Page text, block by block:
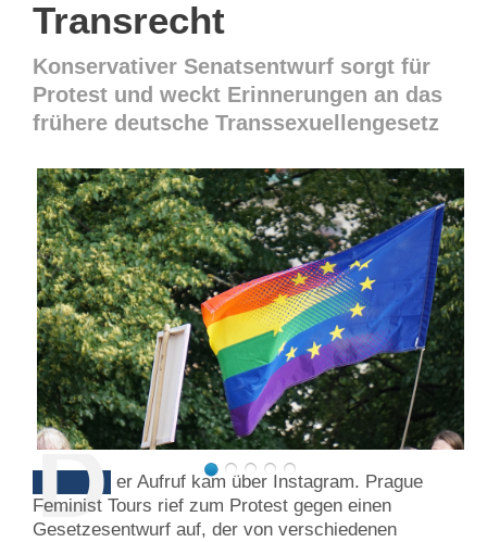
Transrecht
Konservativer Senatsentwurf sorgt für
Protest und weckt Erinnerungen an das
frühere deutsche Transsexuellengesetz
D er Aufruf kam über Instagram. Prague
Feminist Tours rief zum Protest gegen einen
Gesetzesentwurf auf, der von verschiedenen